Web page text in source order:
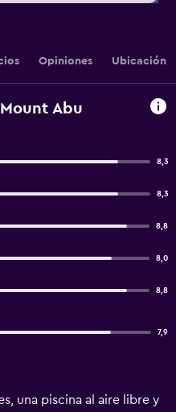
Opiniones Ubicación
Abu
8,3
8,3
8,8
8,0
8,8
7,9
una piscina al aire libre y